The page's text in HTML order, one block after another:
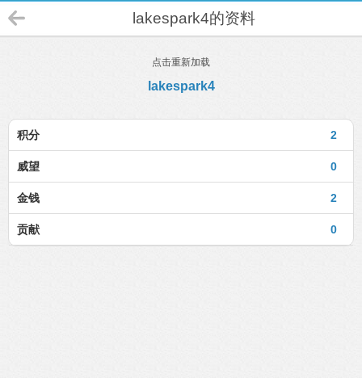
lakespark4的资料
点击重新加载
lakespark4
2
积分
0
威望
2
金钱
0
贡献